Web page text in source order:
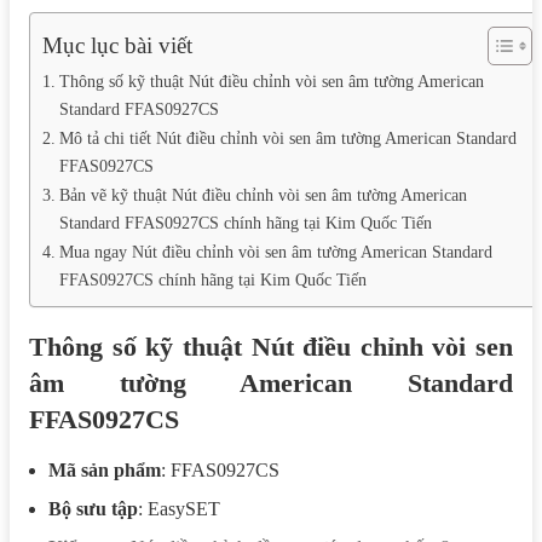
Mục lục bài viết
Thông số kỹ thuật Nút điều chỉnh vòi sen âm tường American
Standard FFAS0927CS
Mô tả chi tiết Nút điều chỉnh vòi sen âm tường American Standard
FFAS0927CS
Bản vẽ kỹ thuật Nút điều chỉnh vòi sen âm tường American
Standard FFAS0927CS chính hãng tại Kim Quốc Tiến
Mua ngay Nút điều chỉnh vòi sen âm tường American Standard
FFAS0927CS chính hãng tại Kim Quốc Tiến
Thông số kỹ thuật Nút điều chỉnh vòi sen
âm tường American Standard
FFAS0927CS
Mã sản phẩm: FFAS0927CS
Bộ sưu tập: EasySET